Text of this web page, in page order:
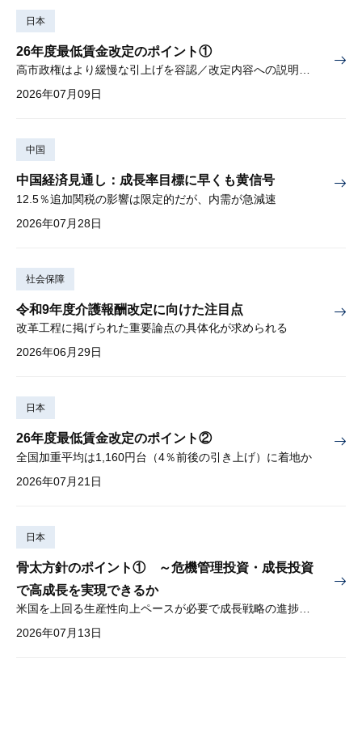
日本
26年度最低賃金改定のポイント①
高市政権はより緩慢な引上げを容認／改定内容への説明責任が焦点
2026年07月09日
中国
中国経済見通し：成長率目標に早くも黄信号
12.5％追加関税の影響は限定的だが、内需が急減速
2026年07月28日
社会保障
令和9年度介護報酬改定に向けた注目点
改革工程に掲げられた重要論点の具体化が求められる
2026年06月29日
日本
26年度最低賃金改定のポイント②
全国加重平均は1,160円台（4％前後の引き上げ）に着地か
2026年07月21日
日本
骨太方針のポイント① ～危機管理投資・成長投資
で高成長を実現できるか
米国を上回る生産性向上ペースが必要で成長戦略の進捗管理も課題
2026年07月13日